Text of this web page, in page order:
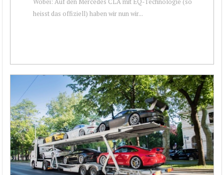
heisst das offiziell) haben wir nun wir...